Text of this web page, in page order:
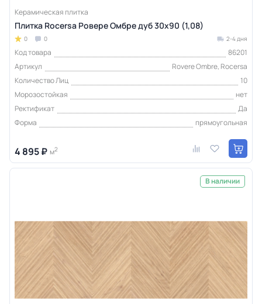
Керамическая плитка
Плитка Rocersa Ровере Омбре дуб 30x90 (1,08)
0 0 2-4 дня
Код товара
86201
Артикул
Rovere Ombre, Rocersa
Количество Лиц
10
Морозостойкая
нет
Ректификат
Да
Форма
прямоугольная
4 895 ₽ м2
В наличии